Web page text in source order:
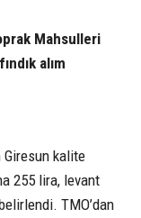
Mahsulleri
alım
kalite
255 lira, levant
TMO’dan